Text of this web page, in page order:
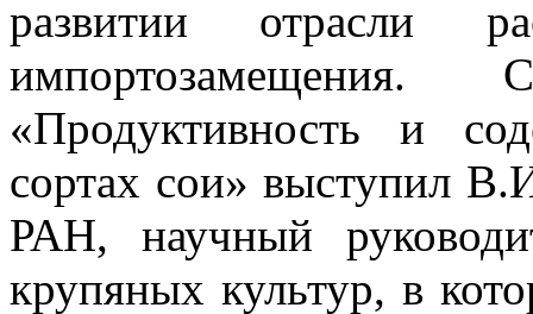
развитии отрасли
«Продуктивность и
сортах сои» выступил
РАН, научный
крупяных культур, в